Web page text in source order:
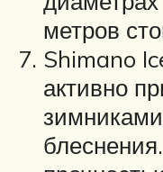
метров
Shimano
активно